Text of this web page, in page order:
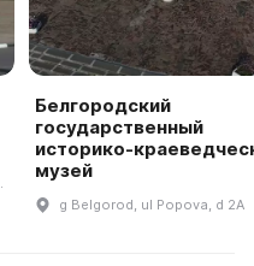
Белгородский
государственный
историко-
музей
g Belgorod, ul Popova, d 2A